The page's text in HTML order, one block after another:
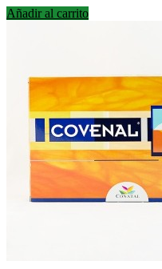
Añadir al carrito